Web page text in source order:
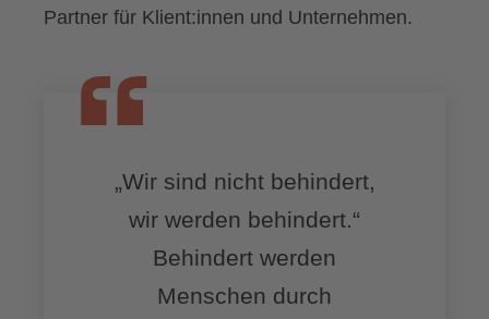
Partner für Klient:innen und Unternehmen.
„Wir sind nicht behindert,
wir werden behindert.“
Behindert werden
Menschen durch